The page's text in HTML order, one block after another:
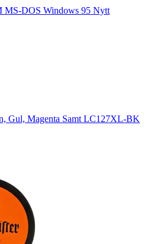
MS-DOS Windows 95 Nytt
Gul, Magenta Samt LC127XL-BK